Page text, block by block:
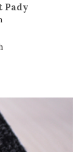
Pady